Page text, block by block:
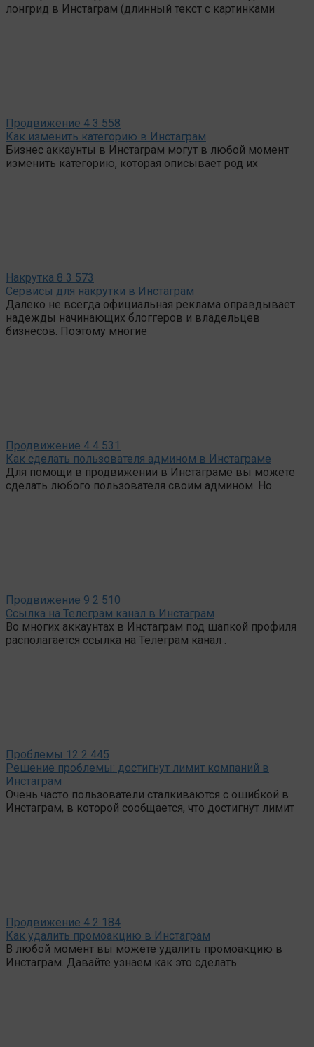
лонгрид в Инстаграм (длинный текст с картинками
Продвижение 4 3 558
Как изменить категорию в Инстаграм
Бизнес аккаунты в Инстаграм могут в любой момент
изменить категорию, которая описывает род их
Накрутка 8 3 573
Сервисы для накрутки в Инстаграм
Далеко не всегда официальная реклама оправдывает
надежды начинающих блоггеров и владельцев
бизнесов. Поэтому многие
Продвижение 4 4 531
Как сделать пользователя админом в Инстаграме
Для помощи в продвижении в Инстаграме вы можете
сделать любого пользователя своим админом. Но
Продвижение 9 2 510
Ссылка на Телеграм канал в Инстаграм
Во многих аккаунтах в Инстаграм под шапкой профиля
располагается ссылка на Телеграм канал .
Проблемы 12 2 445
Решение проблемы: достигнут лимит компаний в
Инстаграм
Очень часто пользователи сталкиваются с ошибкой в
Инстаграм, в которой сообщается, что достигнут лимит
Продвижение 4 2 184
Как удалить промоакцию в Инстаграм
В любой момент вы можете удалить промоакцию в
Инстаграм. Давайте узнаем как это сделать